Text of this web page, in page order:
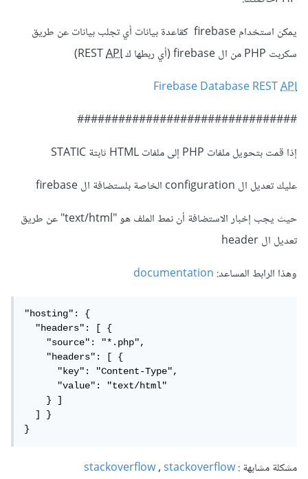
يمكن استخدام firebase كقاعدة بيانات أي تجلب بيانات عن طريق
سكربت PHP من ال firebase (أي ربطها ك REST
API
)
Firebase Database RESTAPI
################################
إذا قمت بتحويل ملفات PHP إلى ملفات HTML ثابتة STATIC
عليك تعديل ال configuration الخاصة بلستضافة ال firebase
حيث يجب إخبار الاستضافة أن نمط الملف هو "text/html" عن طريق
تعديل ال header
وهذا الرابط المساعد: documentation
"hosting": {
  "headers": [ {
    "source": "*.php",
    "headers": [ {
      "key": "Content-Type",
      "value": "text/html"
    } ]
  ] }
}
مشكلة مشابهة : stackoverflow,stackoverflow